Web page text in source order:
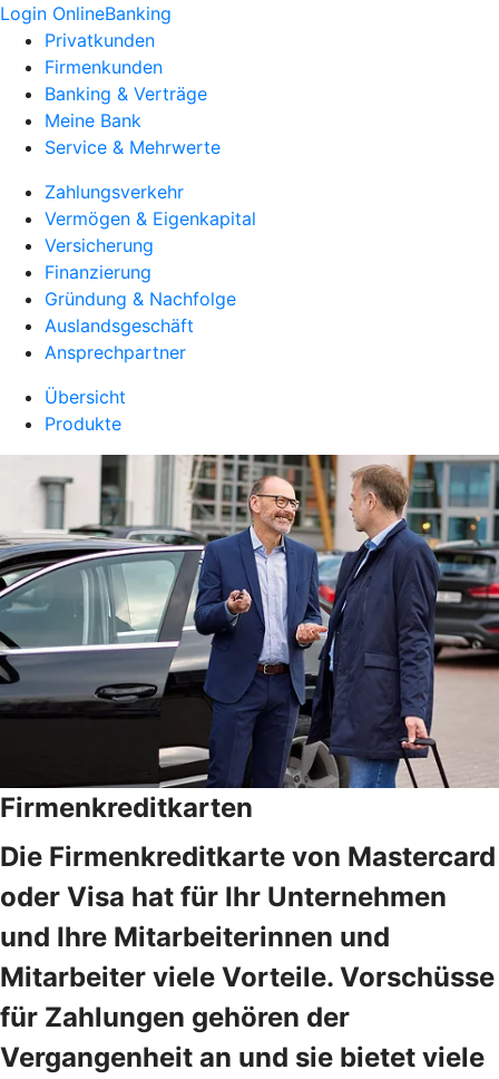
Login OnlineBanking
Privatkunden
Firmenkunden
Banking & Verträge
Meine Bank
Service & Mehrwerte
Zahlungsverkehr
Vermögen & Eigenkapital
Versicherung
Finanzierung
Gründung & Nachfolge
Auslandsgeschäft
Ansprechpartner
Übersicht
Produkte
Firmenkreditkarten
Die Firmenkreditkarte von Mastercard
oder Visa hat für Ihr Unternehmen
und Ihre Mitarbeiterinnen und
Mitarbeiter viele Vorteile. Vorschüsse
für Zahlungen gehören der
Vergangenheit an und sie bietet viele